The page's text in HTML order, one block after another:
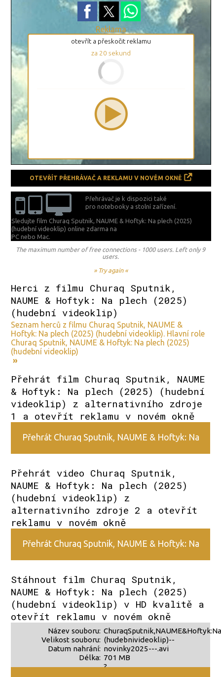
Reklama
otevřít a přeskočit reklamu
za 19 sekund
OTEVŘÍT PŘEHRÁVAČ A REKLAMU V NOVÉM OKNĚ
Přehrávač je k dispozici také
pro notebooky a stolní zařízení.
Sledujte film Churaq Sputnik, NAUME & Hoftyk: Na plech (2025)
(hudební videoklip) online zdarma na
PC nebo Mac.
The maximum number of free connections - 1000 users. Left only 9
users.
» Try again «
Herci z filmu Churaq Sputnik,
NAUME & Hoftyk: Na plech (2025)
(hudební videoklip)
Seznam herců z filmu Churaq Sputnik, NAUME &
Hoftyk: Na plech (2025) (hudební videoklip). Hlavní role
Churaq Sputnik, NAUME & Hoftyk: Na plech (2025)
(hudební videoklip)
»
Přehrát film Churaq Sputnik, NAUME
& Hoftyk: Na plech (2025) (hudební
videoklip) z alternativního zdroje
1 a otevřít reklamu v novém okně
Přehrát Churaq Sputnik, NAUME & Hoftyk: Na
zdroje 1
Přehrát video Churaq Sputnik,
NAUME & Hoftyk: Na plech (2025)
(hudební videoklip) z
alternativního zdroje 2 a otevřít
reklamu v novém okně
Přehrát Churaq Sputnik, NAUME & Hoftyk: Na
zdroje 2
Stáhnout film Churaq Sputnik,
NAUME & Hoftyk: Na plech (2025)
(hudební videoklip) v HD kvalitě a
otevřít reklamu v novém okně
Název souboru:
Velikost souboru:
Datum nahrání:
Délka:
(hudebnivideoklip)--
novinky2025---.avi
701 MB
?